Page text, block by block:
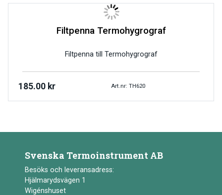
Filtpenna Termohygrograf
Filtpenna till Termohygrograf
185.00 kr Art.nr: TH620
Svenska Termoinstrument AB
Besöks och leveransadress:
Hjälmarydsvägen 1
Wigénshuset